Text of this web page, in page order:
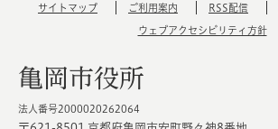
サイトマップ ご利用案内 RSS配信
ウェブアクセシビリティ方針
亀岡市役所
法人番号2000020262064